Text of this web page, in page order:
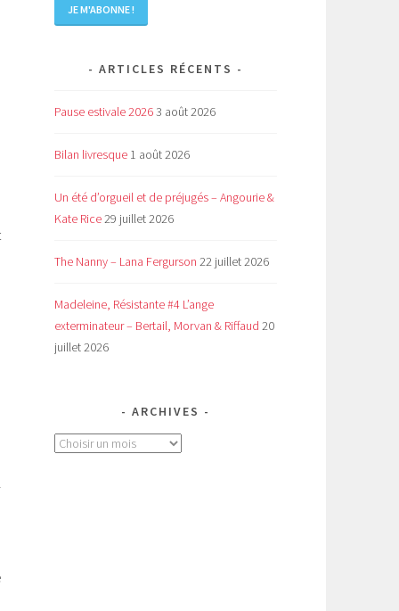
ARTICLES RÉCENTS
Pause estivale 20263 août 2026
Bilan livresque 1 août 2026
Un été d’orgueil et de préjugés – Angourie &
Kate Rice29 juillet 2026
The Nanny – Lana Fergurson 22 juillet 2026
Madeleine, Résistante #4 L’ange
exterminateur – Bertail, Morvan & Riffaud 20
juillet 2026
ARCHIVES
Archives